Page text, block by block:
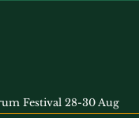
Festival 28-30 Aug